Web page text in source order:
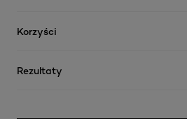
Korzyści
Rezultaty